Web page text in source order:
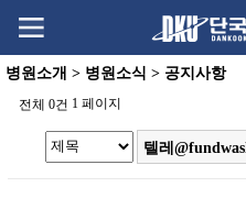
content
menu
병원소개 > 병원소식 > 공지사항
전체 0건 1 페이지